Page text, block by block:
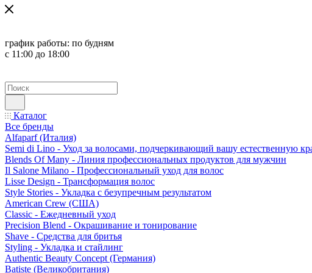
график работы: по будням
с 11:00 до 18:00
Каталог
Все бренды
Alfaparf (Италия)
Semi di Lino - Уход за волосами, подчеркивающий вашу естественную
Blends Of Many - Линия профессиональных продуктов для мужчин
Il Salone Milano - Профессиональный уход для волос
Lisse Design - Трансформация волос
Style Stories - Укладка с безупречным результатом
American Crew (США)
Classic - Ежедневный уход
Precision Blend - Окрашивание и тонирование
Shave - Средства для бритья
Styling - Укладка и стайлинг
Authentic Beauty Concept (Германия)
Batiste (Великобритания)